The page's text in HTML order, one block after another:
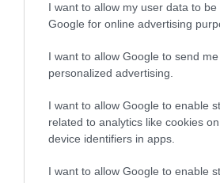
I want to allow my user data to be
Google for online advertising
I want to allow Google to send me
personalized advertising.
I want to allow Google to enable
related to analytics like cookies
device identifiers in apps.
I want to allow Google to enable
ΔΙΑΒΑΣΤΕ ΕΠΙΣΗΣ